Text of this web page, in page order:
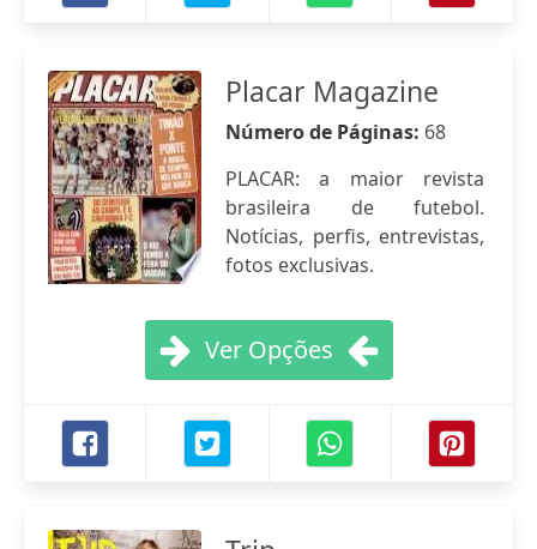
Placar Magazine
Número de Páginas: 68
PLACAR: a maior revista
brasileira de futebol.
Notícias, perfis, entrevistas,
fotos exclusivas.
Ver Opções